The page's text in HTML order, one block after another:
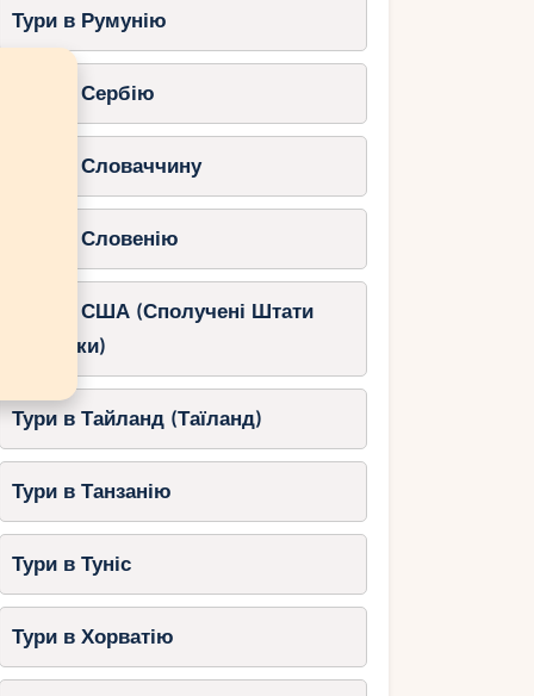
Тури в Румунію
Тури в Сербію
Тури в Словаччину
Тури в Словенію
Тури в США (Сполучені Штати
Америки)
Тури в Тайланд (Таїланд)
Тури в Танзанію
Тури в Туніс
Тури в Хорватію